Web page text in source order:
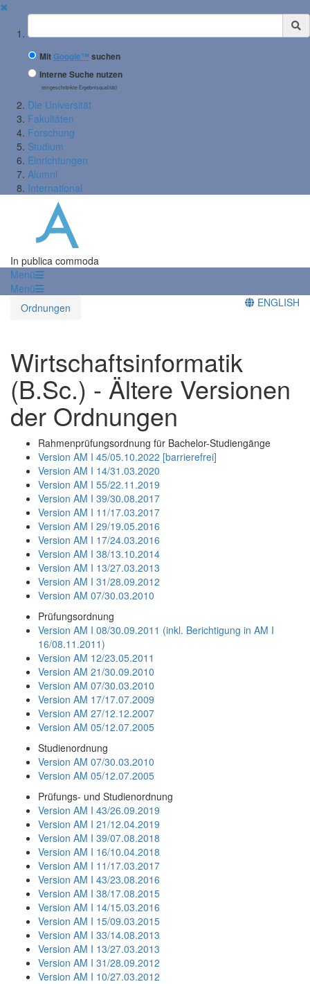
✖
Suchbegriff
MitGoogle™ suchen
Interne Suche nutzen
(eingeschränkte Ergebnisqualität)
Die Universität
Fakultäten
Forschung
Studium
Einrichtungen
Alumni
International
In publica commoda
Menü
Menü
Ordnungen
ENGLISH
Wirtschaftsinformatik
(B.Sc.) - Ältere Versionen
der Ordnungen
Rahmenprüfungsordnung für Bachelor-Studiengänge
Version AM I 45/05.10.2022 [barrierefrei]
Version AM I 14/31.03.2020
Version AM I 55/22.11.2019
Version AM I 39/30.08.2017
Version AM I 11/17.03.2017
Version AM I 29/19.05.2016
Version AM I 17/24.03.2016
Version AM I 38/13.10.2014
Version AM I 13/27.03.2013
Version AM I 31/28.09.2012
Version AM 07/30.03.2010
Prüfungsordnung
Version AM I 08/30.09.2011 (inkl. Berichtigung in AM I
16/08.11.2011)
Version AM 12/23.05.2011
Version AM 21/30.09.2010
Version AM 07/30.03.2010
Version AM 17/17.07.2009
Version AM 27/12.12.2007
Version AM 05/12.07.2005
Studienordnung
Version AM 07/30.03.2010
Version AM 05/12.07.2005
Prüfungs- und Studienordnung
Version AM I 43/26.09.2019
Version AM I 21/12.04.2019
Version AM I 39/07.08.2018
Version AM I 16/10.04.2018
Version AM I 11/17.03.2017
Version AM I 43/23.08.2016
Version AM I 38/17.08.2015
Version AM I 14/15.03.2016
Version AM I 15/09.03.2015
Version AM I 33/14.08.2013
Version AM I 13/27.03.2013
Version AM I 31/28.09.2012
Version AM I 10/27.03.2012